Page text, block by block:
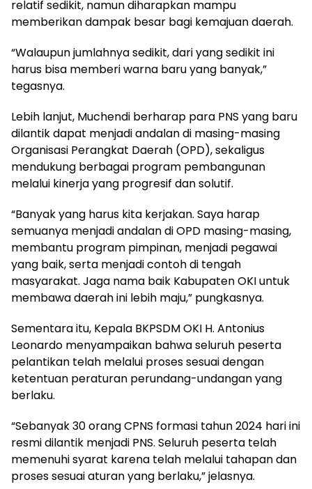
relatif sedikit, namun diharapkan mampu
memberikan dampak besar bagi kemajuan daerah.
“Walaupun jumlahnya sedikit, dari yang sedikit ini
harus bisa memberi warna baru yang banyak,”
tegasnya.
Lebih lanjut, Muchendi berharap para PNS yang baru
dilantik dapat menjadi andalan di masing-masing
Organisasi Perangkat Daerah (OPD), sekaligus
mendukung berbagai program pembangunan
melalui kinerja yang progresif dan solutif.
“Banyak yang harus kita kerjakan. Saya harap
semuanya menjadi andalan di OPD masing-masing,
membantu program pimpinan, menjadi pegawai
yang baik, serta menjadi contoh di tengah
masyarakat. Jaga nama baik Kabupaten OKI untuk
membawa daerah ini lebih maju,” pungkasnya.
Sementara itu, Kepala BKPSDM OKI H. Antonius
Leonardo menyampaikan bahwa seluruh peserta
pelantikan telah melalui proses sesuai dengan
ketentuan peraturan perundang-undangan yang
berlaku.
“Sebanyak 30 orang CPNS formasi tahun 2024 hari ini
resmi dilantik menjadi PNS. Seluruh peserta telah
memenuhi syarat karena telah melalui tahapan dan
proses sesuai aturan yang berlaku,” jelasnya.